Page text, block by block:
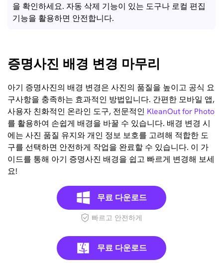
을 확인하세요. 자동 삭제 기능이 있는 도구나 로컬 편집
기능을 활용하면 안전합니다.
증명사진 배경 변경 마무리
아기 증명사진의 배경 변경은 사진의 품질을 높이고 공식 요
구사항을 충족하는 효과적인 방법입니다. 간편한 모바일 앱,
사용자 친화적인 온라인 도구, 전문적인 KleanOut for Photo
를 활용하여 손쉽게 배경을 바꿀 수 있습니다. 배경 변경 시
에는 사진 품질 유지와 개인 정보 보호를 고려해 적합한 도
구를 선택하면 안전하게 작업을 완료할 수 있습니다. 이 가
이드를 통해 아기 증명사진 배경을 쉽고 빠르게 변경해 보세
요!
무료 다운로드
빠르고 안전하게
무료 다운로드